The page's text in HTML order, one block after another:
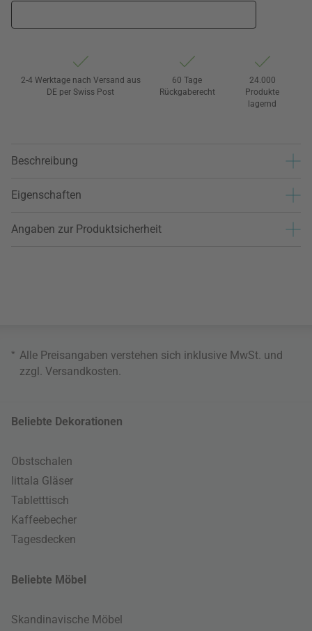
2-4 Werktage nach Versand aus
DE per Swiss Post
60 Tage
Rückgaberecht
24.000
Produkte
lagernd
Beschreibung
Eigenschaften
Angaben zur Produktsicherheit
* Alle Preisangaben verstehen sich inklusive MwSt. und
zzgl. Versandkosten
Beliebte Dekorationen
Obstschalen
Iittala Gläser
Tabletttisch
Kaffeebecher
Tagesdecken
Beliebte Möbel
Skandinavische Möbel